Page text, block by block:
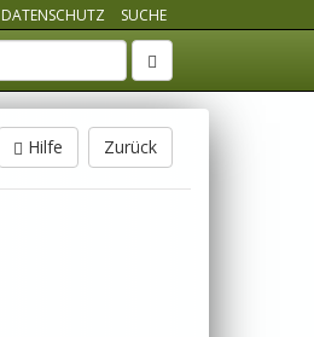
DATENSCHUTZ SUCHE
Zurück
Hilfe